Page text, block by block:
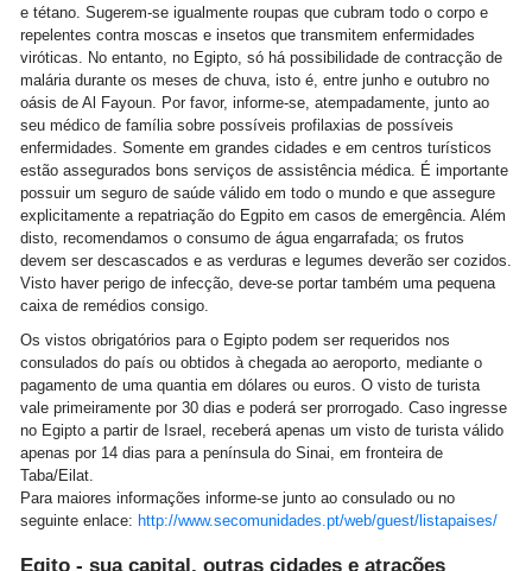
e tétano. Sugerem-se igualmente roupas que cubram todo o corpo e
repelentes contra moscas e insetos que transmitem enfermidades
viróticas. No entanto, no Egipto, só há possibilidade de contracção de
malária durante os meses de chuva, isto é, entre junho e outubro no
oásis de Al Fayoun. Por favor, informe-se, atempadamente, junto ao
seu médico de família sobre possíveis profilaxias de possíveis
enfermidades. Somente em grandes cidades e em centros turísticos
estão assegurados bons serviços de assistência médica. É importante
possuir um seguro de saúde válido em todo o mundo e que assegure
explicitamente a repatriação do Egpito em casos de emergência. Além
disto, recomendamos o consumo de água engarrafada; os frutos
devem ser descascados e as verduras e legumes deverão ser cozidos.
Visto haver perigo de infecção, deve-se portar também uma pequena
caixa de remédios consigo.
Os vistos obrigatórios para o Egipto podem ser requeridos nos
consulados do país ou obtidos à chegada ao aeroporto, mediante o
pagamento de uma quantia em dólares ou euros. O visto de turista
vale primeiramente por 30 dias e poderá ser prorrogado. Caso ingresse
no Egipto a partir de Israel, receberá apenas um visto de turista válido
apenas por 14 dias para a península do Sinai, em fronteira de
Taba/Eilat.
Para maiores informações informe-se junto ao consulado ou no
seguinte enlace: http://www.secomunidades.pt/web/guest/listapaises/
Egito - sua capital, outras cidades e atrações